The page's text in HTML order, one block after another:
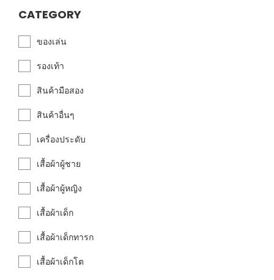
CATEGORY
ของเล่น
รองเท้า
สินค้ามือสอง
สินค้าอื่นๆ
เครื่องประดับ
เสื้อผ้าผู้ชาย
เสื้อผ้าผู้หญิง
เสื้อผ้าเด็ก
เสื้อผ้าเด็กทารก
เสื้อผ้าเด็กโต